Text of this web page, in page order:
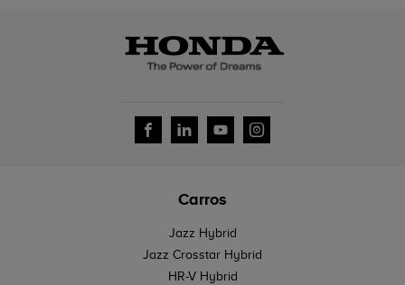
Carros
Jazz Hybrid
Jazz Crosstar Hybrid
HR-V Hybrid